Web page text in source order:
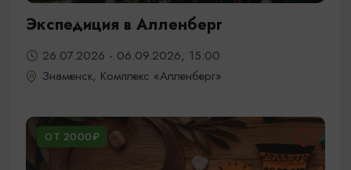
Экспедиция в Алленберг
26.07.2026 - 06.09.2026, 15:00
Знаменск, Комплекс «Алленберг»
ОТ 2000₽